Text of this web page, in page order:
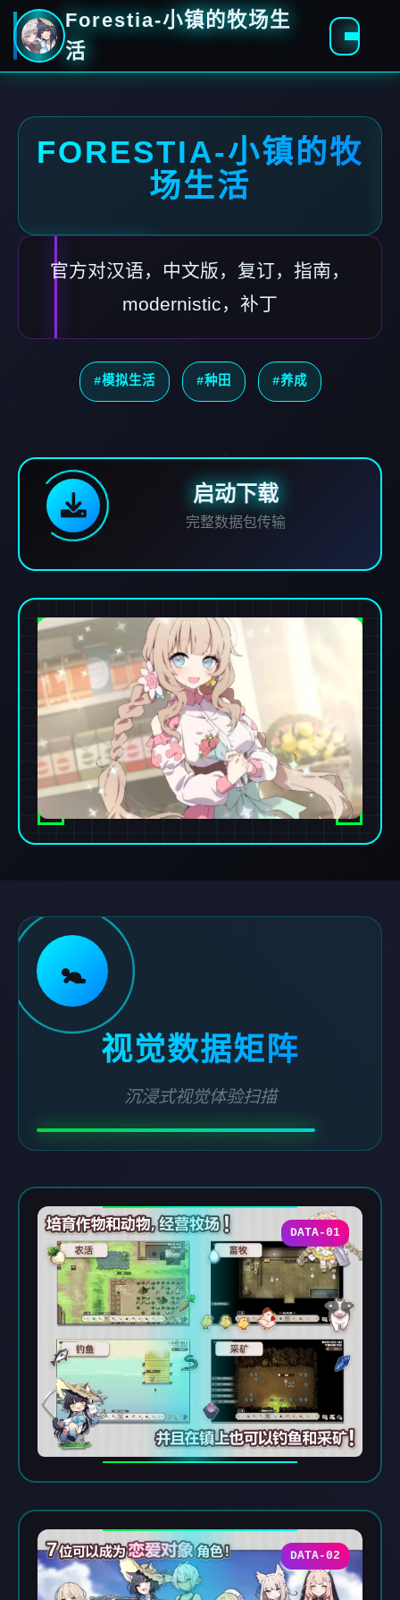
Forestia-小镇的牧场生
活
FORESTIA-小镇的牧
场生活
官方对汉语，中文版，复订，指南，
modernistic，补丁
#模拟生活 #种田 #养成
启动下载
完整数据包传输
🚼
视觉数据矩阵
沉浸式视觉体验扫描
DATA-01
DATA-02